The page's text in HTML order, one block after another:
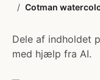
/ Cotman
Dele af indholdet
med hjælp fra AI.